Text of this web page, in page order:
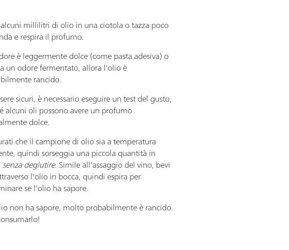
alcuni millilitri di olio in una ciotola o tazza poco
e respira il profumo.
è leggermente dolce (come pasta adesiva) o
un odore fermentato, allora l'olio è
rancido.
sicuri, è necessario eseguire un test del gusto,
alcuni oli possono avere un profumo
dolce.
che il campione di olio sia a temperatura
quindi sorseggia una piccola quantità in
senza deglutire. Simile all'assaggio del vino, bevi
l'olio in bocca, quindi espira per
se l'olio ha sapore.
non ha sapore, molto probabilmente è rancido.